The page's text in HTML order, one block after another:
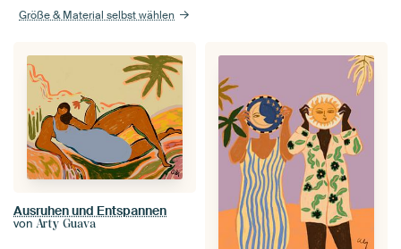
Größe & Material selbst wählen
Ausruhen und Entspannen
von Arty Guava